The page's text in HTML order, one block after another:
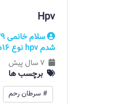
Hpv
شدم hpv نوع 16دارم...
7 سال پیش
برچسب ها
# سرطان رحم